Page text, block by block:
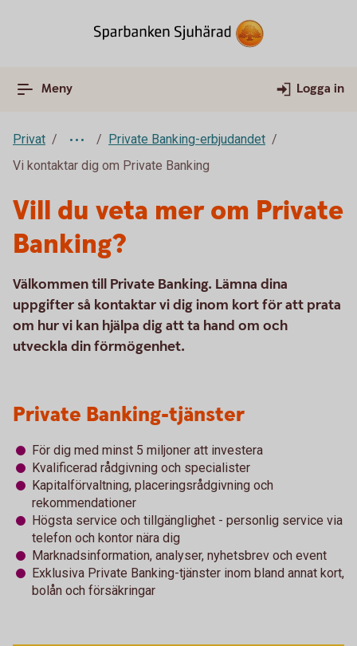
Meny Logga in
Privat
Private Banking-erbjudandet
Vi kontaktar dig om Private Banking
Vill du veta mer om Private
Banking?
Välkommen till Private Banking. Lämna dina
uppgifter så kontaktar vi dig inom kort för att prata
om hur vi kan hjälpa dig att ta hand om och
utveckla din förmögenhet.
Private Banking-tjänster
För dig med minst 5 miljoner att investera
Kvalificerad rådgivning och specialister
Kapitalförvaltning, placeringsrådgivning och
rekommendationer
Högsta service och tillgänglighet - personlig service via
telefon och kontor nära dig
Marknadsinformation, analyser, nyhetsbrev och event
Exklusiva Private Banking-tjänster inom bland annat kort,
bolån och försäkringar